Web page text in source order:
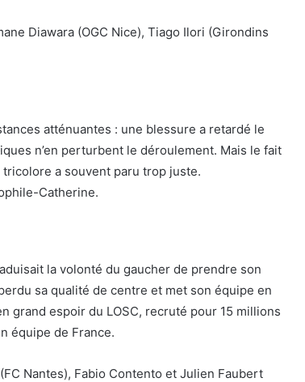
Diawara (OGC Nice), Tiago Ilori (Girondins
atténuantes : une blessure a retardé le
n’en perturbent le déroulement. Mais le fait
tricolore a souvent paru trop juste.
Catherine.
la volonté du gaucher de prendre son
sa qualité de centre et met son équipe en
grand espoir du LOSC, recruté pour 15 millions
équipe de France.
Nantes), Fabio Contento et Julien Faubert